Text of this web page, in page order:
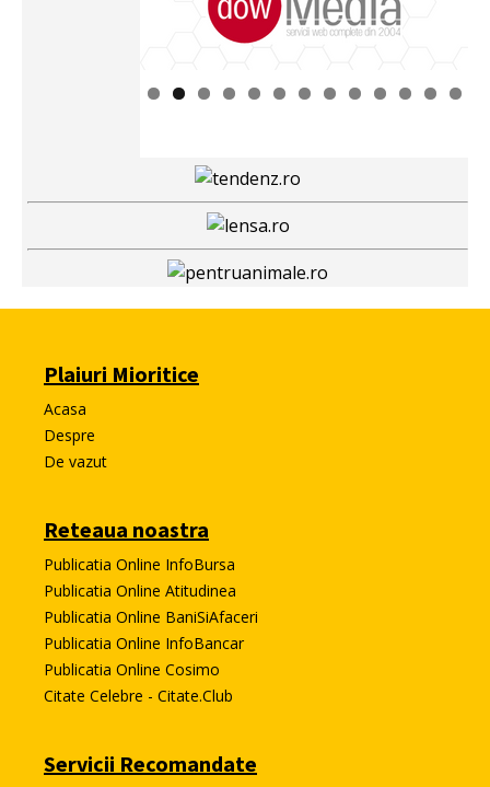
Plaiuri Mioritice
Acasa
Despre
De vazut
Reteaua noastra
Publicatia Online InfoBursa
Publicatia Online Atitudinea
Publicatia Online BaniSiAfaceri
Publicatia Online InfoBancar
Publicatia Online Cosimo
Citate Celebre - Citate.Club
Servicii Recomandate